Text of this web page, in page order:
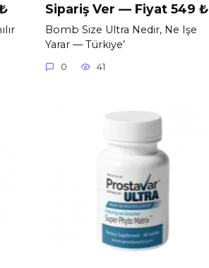
Sipariş Ver — Fiyat 549 ₺
Bomb Size Ultra Nedir, Ne Işe
Yarar — Türkiye’
0 41